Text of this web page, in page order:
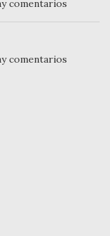
comentarios
comentarios